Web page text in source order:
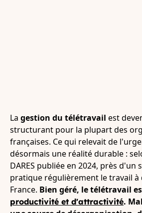
La gestion du télétravail est
structurant pour la plupart des
françaises. Ce qui relevait de
désormais une réalité durable :
DARES publiée en 2024, près d'un
pratique régulièrement le travail à
France. Bien géré, le télétravail
productivité et d'attractivité.